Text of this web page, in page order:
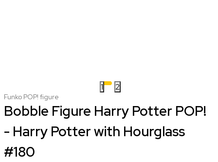
1 2
Funko POP! figure
Bobble Figure Harry Potter POP!
- Harry Potter with Hourglass
#180